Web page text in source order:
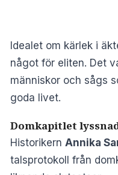
Idealet om kärlek i
något för eliten. Det
människor och sågs
goda livet.
Domkapitlet
Historikern Annika
talsprotokoll från